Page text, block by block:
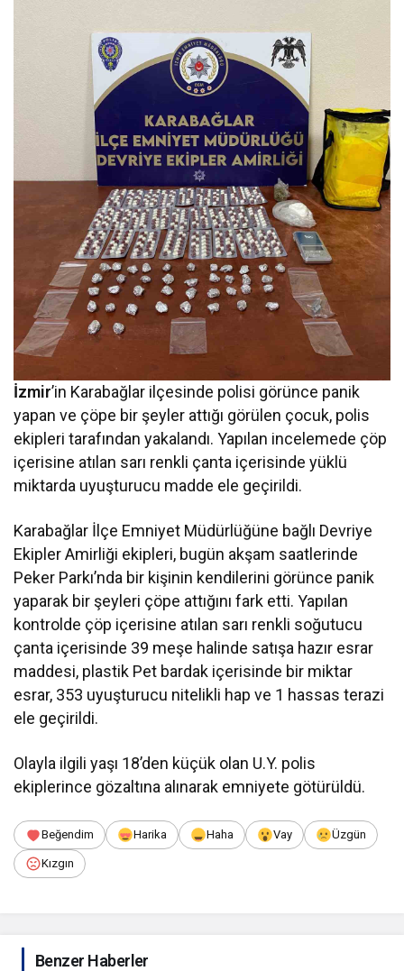
İzmir’in Karabağlar ilçesinde polisi görünce panik
yapan ve çöpe bir şeyler attığı görülen çocuk, polis
ekipleri tarafından yakalandı. Yapılan incelemede çöp
içerisine atılan sarı renkli çanta içerisinde yüklü
miktarda uyuşturucu madde ele geçirildi.
Karabağlar İlçe Emniyet Müdürlüğüne bağlı Devriye
Ekipler Amirliği ekipleri, bugün akşam saatlerinde
Peker Parkı’nda bir kişinin kendilerini görünce panik
yaparak bir şeyleri çöpe attığını fark etti. Yapılan
kontrolde çöp içerisine atılan sarı renkli soğutucu
çanta içerisinde 39 meşe halinde satışa hazır esrar
maddesi, plastik Pet bardak içerisinde bir miktar
esrar, 353 uyuşturucu nitelikli hap ve 1 hassas terazi
ele geçirildi.
Olayla ilgili yaşı 18’den küçük olan U.Y. polis
ekiplerince gözaltına alınarak emniyete götürüldü.
Beğendim Harika Haha Vay Üzgün
Kızgın
Benzer Haberler